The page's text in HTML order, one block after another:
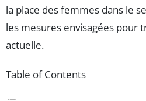
la place des femmes dans le
les mesures envisagées pour
actuelle.
Table of Contents